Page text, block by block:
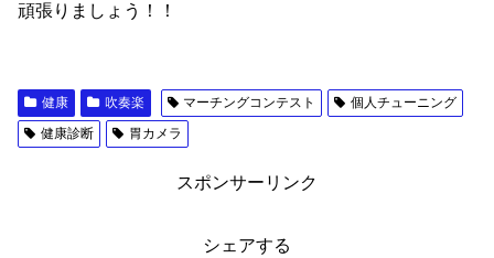
頑張りましょう！！
健康 吹奏楽 マーチングコンテスト
個人チューニング
健康診断
胃カメラ
スポンサーリンク
シェアする